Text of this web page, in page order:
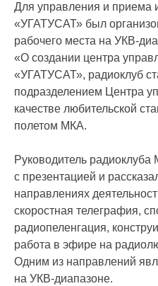
Для управления и приема
«УГАТУСАТ» был
рабочего места на УКВ-
«О создании центра
«УГАТУСАТ», радиоклуб
подразделением Центра
качестве любительской
полетом МКА.
Руководитель
с презентацией и
направлениях
скоростная телеграфия,
радиопеленгация,
работа в эфире на
Одним из направлений
на УКВ-диапазоне.